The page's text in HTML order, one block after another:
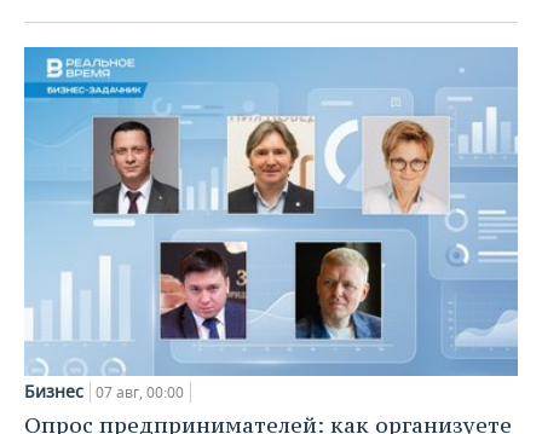
Бизнес 07 авг, 00:00
Опрос предпринимателей: как организуете